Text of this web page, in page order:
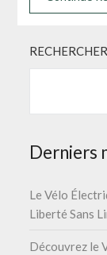
RECHERCHER
Derniers
Le Vélo
Liberté Sans
Découvrez le